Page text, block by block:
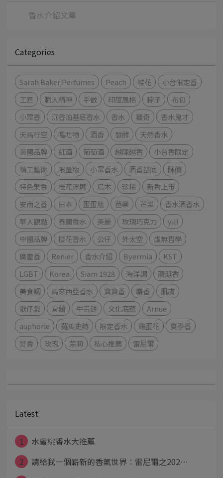
香水介紹文章
Categories
Sarah Baker Perfumes Peach 桂花
小台限定香
工匠
職人精神 手做 印度風格 粽子
布包
小眾香
沉香油基底香水 香水 獵奇
香水鬼才
天馬行空
嘔吐物 酒香 發酵
天然香水
美國品牌
紅酒 葡萄酒 越陳越香
小台香限定
精工藝術
限量版 小眾香水 酒香基底
陳釀
特色果香
桂花浮屠 烏木 珍稀
新香上市
安南之香
日本 蛋蛋瓶 芭樂 芒果
香水酒香水
華人觀點
泰國香水 美麗 玫瑰巧克力
yili
中國品牌
櫻花香水 公仔 外太空
虛無哲學
廣藿香
Renier 香水介紹 Byermia
KST
LGBT
Korea Siam 1928 海洋調
龍涎香
美食調
馬來西亞香水 寶寶香 麝香
肌膚
歌仔戲
宜蘭 牛舌餅 文化底蘊
Arnue
auphorie
羅馬史詩 限定香水 雞蛋花
夏季香
焚香
玫瑰 茉莉 私心推薦 雷尼爾
Latest
1
水蜜桃香水大推薦
2
請給我一個嶄新的香氣世界：雷尼爾之202⋯